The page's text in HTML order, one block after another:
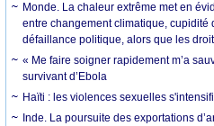
Monde. La chaleur extrême met en
entre changement climatique, cupidité
défaillance politique, alors que les
« Me faire soigner rapidement m’a
survivant d’Ebola
Haïti : les violences sexuelles
Inde. La poursuite des exportations